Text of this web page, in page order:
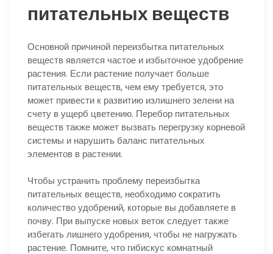
питательных веществ
Основной причиной переизбытка питательных
веществ является частое и избыточное удобрение
растения. Если растение получает больше
питательных веществ, чем ему требуется, это
может привести к развитию излишнего зелени на
счету в ущерб цветению. Перебор питательных
веществ также может вызвать перегрузку корневой
системы и нарушить баланс питательных
элементов в растении.
Чтобы устранить проблему переизбытка
питательных веществ, необходимо сократить
количество удобрений, которые вы добавляете в
почву. При выпуске новых веток следует также
избегать лишнего удобрения, чтобы не нагружать
растение. Помните, что гибискус комнатный